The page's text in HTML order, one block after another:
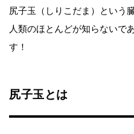
尻子玉（しりこだま）とい
人類のほとんどが知らないで
す！
尻子玉とは